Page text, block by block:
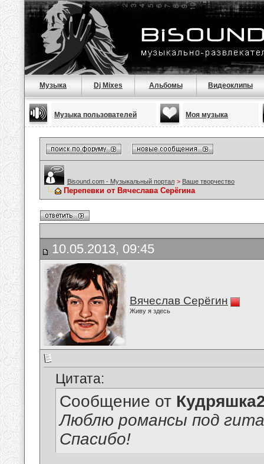
Музыка Dj Mixes Альбомы Видеоклипы
Музыка пользователей Моя музыка
Bisound.com - Музыкальный портал > Ваше творчество
Перепевки от Вячеслава Серёгина
10.05.2013, 09:45
Вячеслав Серёгин
Живу я здесь
Цитата:
Сообщение от
Люблю романсы под
Спасибо!